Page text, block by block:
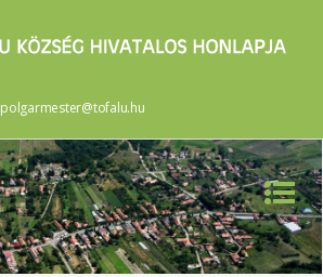
polgarmester@tofalu.hu